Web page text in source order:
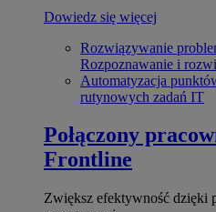
Dowiedz się więcej
Rozwiązywanie
Rozpoznawanie i
Automatyzacja
rutynowych zadań IT
Połączony
Frontline
Zwiększ efektywność dzięki